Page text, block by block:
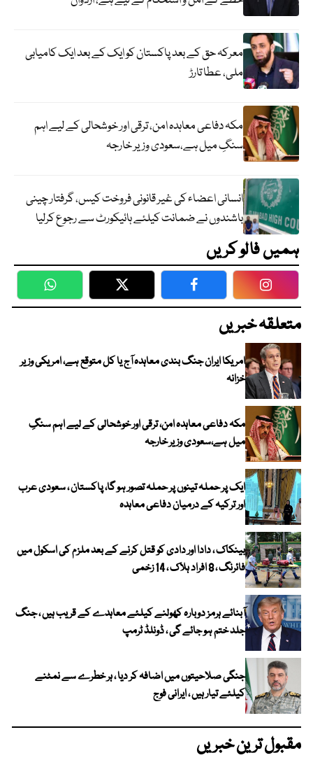
معرکہ حق کے بعد پاکستان کو ایک کے بعد ایک کامیابی
ملی، عطا تارڑ
مکہ دفاعی معاہدہ امن، ترقی اور خوشحالی کے لیے اہم
سنگِ میل ہے،سعودی وزیر خارجہ
انسانی اعضاء کی غیر قانونی فروخت کیس، گرفتار چینی
باشندوں نے ضمانت کیلئے ہائیکورٹ سے رجوع کرلیا
ہمیں فالو کریں
WhatsApp Twitter Facebook
متعلقہ خبریں
امریکا ایران جنگ بندی معاہدہ آج یا کل متوقع ہے، امریکی وزیر
خزانہ
مکہ دفاعی معاہدہ امن، ترقی اور خوشحالی کے لیے اہم سنگِ
میل ہے،سعودی وزیر خارجہ
ایک پر حملہ تینوں پر حملہ تصور ہو گا، پاکستان ، سعودی عرب
اور ترکیہ کے درمیان دفاعی معاہدہ
بینکاک ، دادا اور دادی کو قتل کرنے کے بعد ملزم کی اسکول میں
فائرنگ ، 8 افراد ہلاک ، 14 زخمی
آبنائے ہرمز دوبارہ کھولنے کیلئے معاہدے کے قریب ہیں ، جنگ
جلد ختم ہو جائے گی ، ڈونلڈ ٹرمپ
جنگی صلاحیتوں میں اضافہ کر دیا ، ہر خطرے سے نمٹنے
کیلئے تیار ہیں ، ایرانی فوج
مقبول ترین خبریں